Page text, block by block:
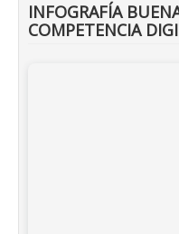
INFOGRAFÍA
COMPETENCIA